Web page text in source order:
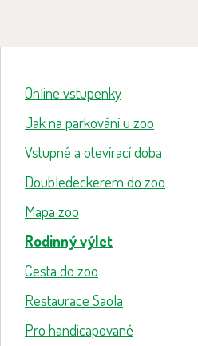
Online vstupenky
Jak na parkování u zoo
Vstupné a otevírací doba
Doubledeckerem do zoo
Mapa zoo
Rodinný výlet
Cesta do zoo
Restaurace Saola
Pro handicapované